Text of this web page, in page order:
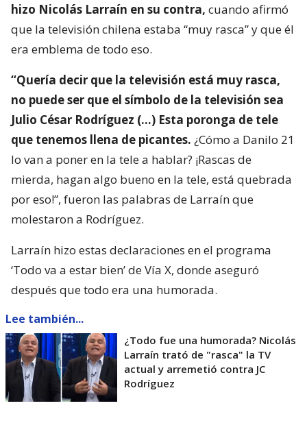
hizo Nicolás Larraín en su contra, cuando afirmó
que la televisión chilena estaba “muy rasca” y que él
era emblema de todo eso.
“Quería decir que la televisión está muy rasca,
no puede ser que el símbolo de la televisión sea
Julio César Rodríguez (…) Esta poronga de tele
que tenemos llena de picantes. ¿Cómo a Danilo 21
lo van a poner en la tele a hablar? ¡Rascas de
mierda, hagan algo bueno en la tele, está quebrada
por eso!”, fueron las palabras de Larraín que
molestaron a Rodríguez.
Larraín hizo estas declaraciones en el programa
‘Todo va a estar bien’ de Vía X, donde aseguró
después que todo era una humorada.
Lee también...
¿Todo fue una humorada? Nicolás
Larraín trató de "rasca" la TV
actual y arremetió contra JC
Rodríguez